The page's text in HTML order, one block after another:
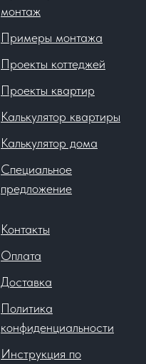
монтаж
Примеры монтажа
Проекты коттеджей
Проекты квартир
Калькулятор квартиры
Калькулятор дома
Специальное
предложение
Контакты
Оплата
Доставка
Политика
конфиденциальности
Инструкция по